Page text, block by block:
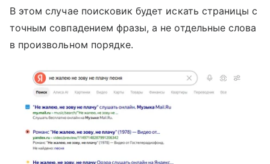
В этом случае поисковик будет искать страницы с
точным совпадением фразы, а не отдельные слова
в произвольном порядке.